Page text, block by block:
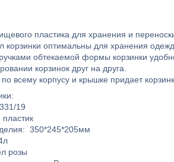
пластика для хранения и
корзинки оптимальны для хранения
обтекаемой формы корзинки
корзинок друг на друга.
всему корпусу и крышке придает
19
350*245*205мм
розы